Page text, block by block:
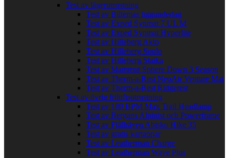
Test av lägerutrustning
Test av Biltemas liggunderlag
Test av Exped Synmat 7 UL M
Test av Exped Synmat Hyperlite
Test av Hilleberg Akto
Test av Hilleberg Soulo
Test av Hilleberg Staika
Test av Mammut Sphere Down 3 Season
Test av Therm-a-Rest NeoAir Venture Mat
Test av Therm-a-Rest Ridgerest
Test av övrig friluftsutrustning
Test av 180 BPM Max Trail Headlamp
Test av Bergans Alpinist och Powerframe
Test av Fjällräven Abisko Hike 35
Test av gratis kartappar
Test av Leatherman Charge
Test av Leatherman Wave Plus